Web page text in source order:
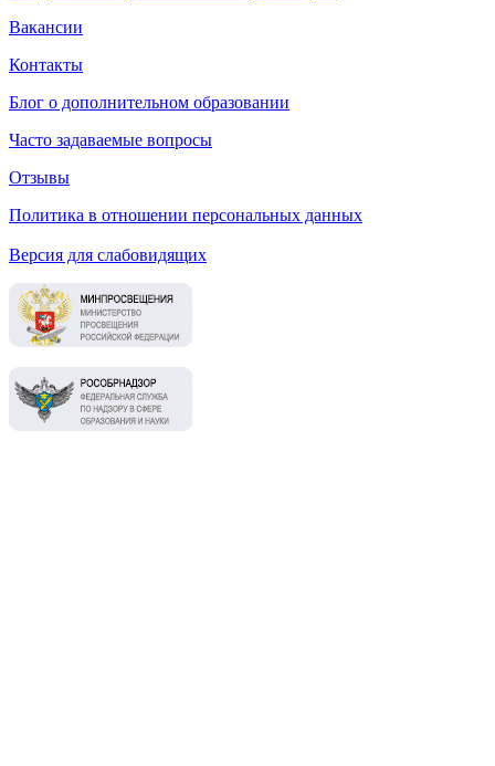
Вакансии
Контакты
Блог о дополнительном образовании
Часто задаваемые вопросы
Отзывы
Политика в отношении персональных данных
Версия для слабовидящих